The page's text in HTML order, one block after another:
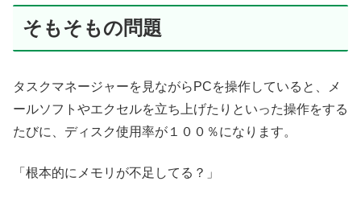
そもそもの問題
タスクマネージャーを見ながらPCを操作していると、メ
ールソフトやエクセルを立ち上げたりといった操作をする
たびに、ディスク使用率が１００％になります。
「根本的にメモリが不足してる？」